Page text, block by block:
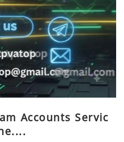
Accounts Servic